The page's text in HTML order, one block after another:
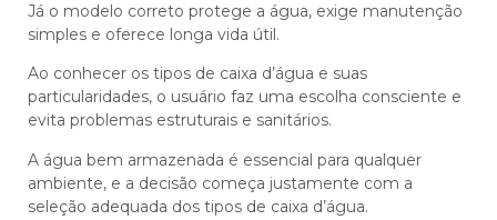
Já o modelo correto protege a água, exige manutenção
simples e oferece longa vida útil.
Ao conhecer os tipos de caixa d’água e suas
particularidades, o usuário faz uma escolha consciente e
evita problemas estruturais e sanitários.
A água bem armazenada é essencial para qualquer
ambiente, e a decisão começa justamente com a
seleção adequada dos tipos de caixa d’água.